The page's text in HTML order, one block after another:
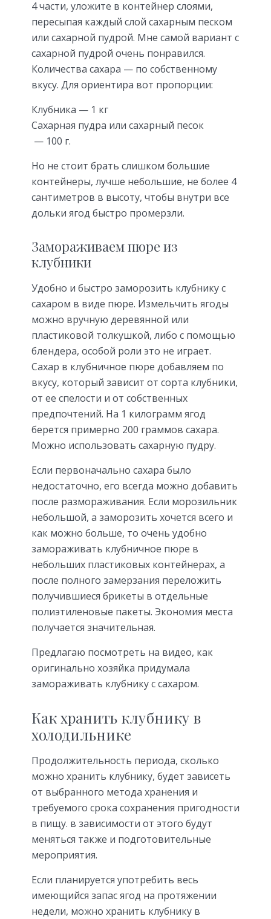
4 части, уложите в контейнер слоями,
пересыпая каждый слой сахарным песком
или сахарной пудрой. Мне самой вариант с
сахарной пудрой очень понравился.
Количества сахара — по собственному
вкусу. Для ориентира вот пропорции:
Клубника — 1 кг
Сахарная пудра или сахарный песок
— 100 г.
Но не стоит брать слишком большие
контейнеры, лучше небольшие, не более 4
сантиметров в высоту, чтобы внутри все
дольки ягод быстро промерзли.
Замораживаем пюре из
клубники
Удобно и быстро заморозить клубнику с
сахаром в виде пюре. Измельчить ягоды
можно вручную деревянной или
пластиковой толкушкой, либо с помощью
блендера, особой роли это не играет.
Сахар в клубничное пюре добавляем по
вкусу, который зависит от сорта клубники,
от ее спелости и от собственных
предпочтений. На 1 килограмм ягод
берется примерно 200 граммов сахара.
Можно использовать сахарную пудру.
Если первоначально сахара было
недостаточно, его всегда можно добавить
после размораживания. Если морозильник
небольшой, а заморозить хочется всего и
как можно больше, то очень удобно
замораживать клубничное пюре в
небольших пластиковых контейнерах, а
после полного замерзания переложить
получившиеся брикеты в отдельные
полиэтиленовые пакеты. Экономия места
получается значительная.
Предлагаю посмотреть на видео, как
оригинально хозяйка придумала
замораживать клубнику с сахаром.
Как хранить клубнику в
холодильнике
Продолжительность периода, сколько
можно хранить клубнику, будет зависеть
от выбранного метода хранения и
требуемого срока сохранения пригодности
в пищу. в зависимости от этого будут
меняться также и подготовительные
мероприятия.
Если планируется употребить весь
имеющийся запас ягод на протяжении
недели, можно хранить клубнику в